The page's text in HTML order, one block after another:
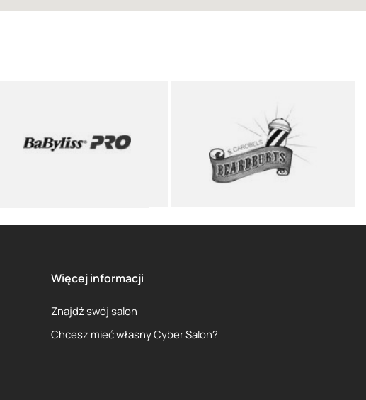
Więcej informacji
Znajdź swój salon
Chcesz mieć własny Cyber Salon?